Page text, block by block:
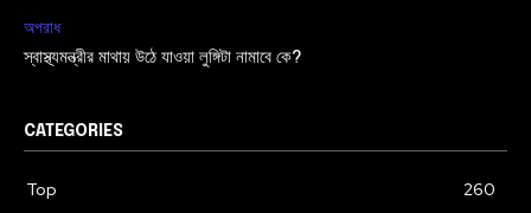
অপরাধ
স্বাস্থ্যমন্ত্রীর মাথায় উঠে যাওয়া লুঙ্গিটা নামাবে কে?
CATEGORIES
Top
260